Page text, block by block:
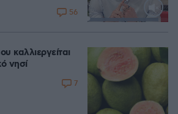
Loaded
56
καλλιεργείται
νησί
7